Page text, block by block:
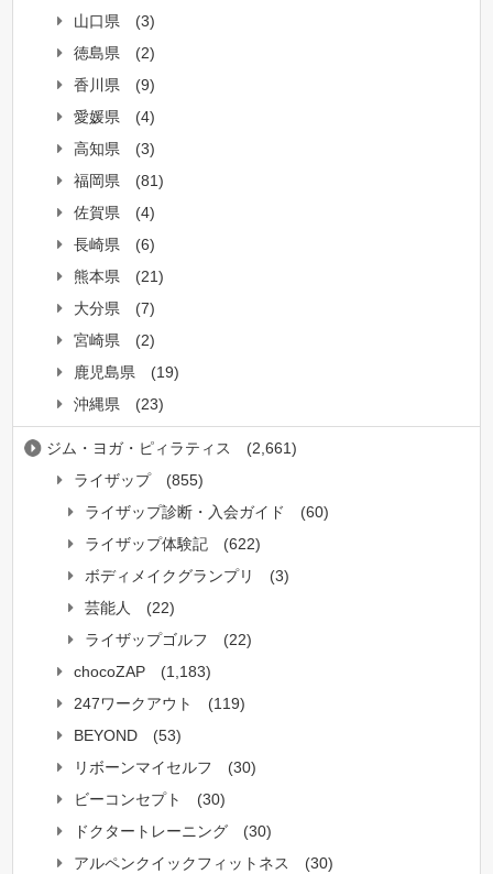
山口県
(3)
徳島県
(2)
香川県
(9)
愛媛県
(4)
高知県
(3)
福岡県
(81)
佐賀県
(4)
長崎県
(6)
熊本県
(21)
大分県
(7)
宮崎県
(2)
鹿児島県
(19)
沖縄県
(23)
ジム・ヨガ・ピィラティス
(2,661)
ライザップ
(855)
ライザップ診断・入会ガイド
(60)
ライザップ体験記
(622)
ボディメイクグランプリ
(3)
芸能人
(22)
ライザップゴルフ
(22)
chocoZAP
(1,183)
247ワークアウト
(119)
BEYOND
(53)
リボーンマイセルフ
(30)
ビーコンセプト
(30)
ドクタートレーニング
(30)
アルペンクイックフィットネス
(30)